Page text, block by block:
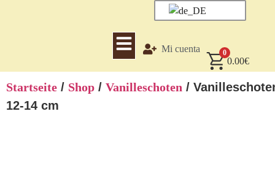
Mi cuenta 0
0.00€
Startseite / Shop / Vanilleschoten /
12-14 cm